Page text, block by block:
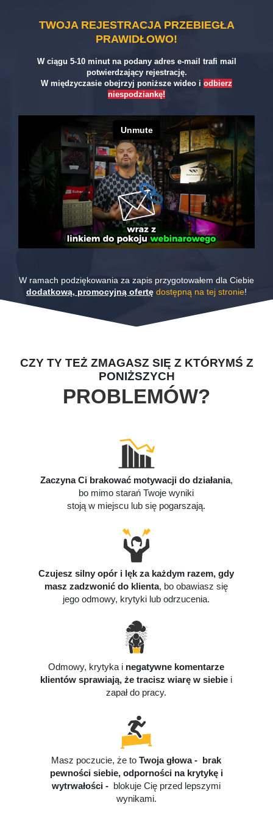
TWOJA REJESTRACJA PRZEBIEGŁA
PRAWIDŁOWO!
W ciągu 5-10 minut na podany adres e-mail trafi mail
potwierdzający rejestrację.
W międzyczasie obejrzyj poniższe wideo i odbierz
niespodziankę!
W ramach podziękowania za zapis przygotowałem dla Ciebie
dodatkową, promocyjną ofertę dostępną na tej stronie!
CZY TY TEŻ ZMAGASZ SIĘ Z KTÓRYMŚ Z
PONIŻSZYCH
PROBLEMÓW?
Zaczyna Ci brakować motywacji do działania,
bo mimo starań Twoje wyniki
stoją w miejscu lub się pogarszają.
Czujesz silny opór i lęk za każdym razem, gdy
masz zadzwonić do klienta, bo obawiasz się
jego odmowy, krytyki lub odrzucenia.
Odmowy, krytyka i negatywne komentarze
klientów sprawiają, że tracisz wiarę w siebie i
zapał do pracy.
Masz poczucie, że toTwoja głowa - brak
pewności siebie, odporności na krytykę i
wytrwałości - blokuje Cię przed lepszymi
wynikami.